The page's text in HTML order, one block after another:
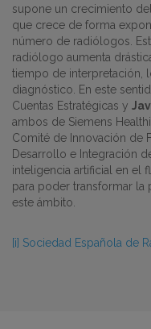
supone un crecimiento
que crece de forma
número de radiólogos.
radiólogo aumenta
tiempo de interpretación,
diagnóstico. En este
Cuentas Estratégicas y
ambos de Siemens
Comité de Innovación de
Desarrollo e Integración
inteligencia artificial en el
para poder transformar la
este ámbito.
[i] Sociedad Española de